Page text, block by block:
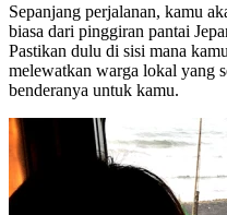
Sepanjang perjalanan, kamu
biasa dari pinggiran pantai
Pastikan dulu di sisi mana
melewatkan warga lokal yang
benderanya untuk kamu.